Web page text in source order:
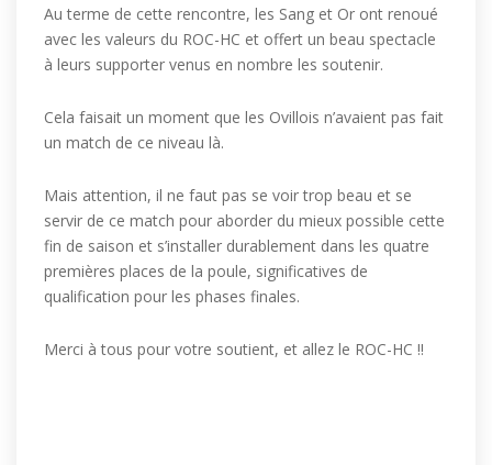
Au terme de cette rencontre, les Sang et Or ont renoué
avec les valeurs du ROC-HC et offert un beau spectacle
à leurs supporter venus en nombre les soutenir.
Cela faisait un moment que les Ovillois n’avaient pas fait
un match de ce niveau là.
Mais attention, il ne faut pas se voir trop beau et se
servir de ce match pour aborder du mieux possible cette
fin de saison et s’installer durablement dans les quatre
premières places de la poule, significatives de
qualification pour les phases finales.
Merci à tous pour votre soutient, et allez le ROC-HC !!